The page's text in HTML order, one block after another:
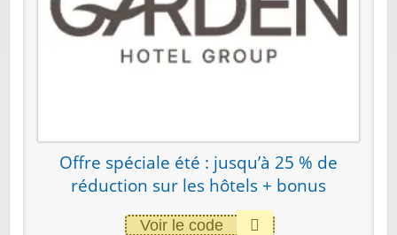
Offre spéciale été : jusqu’à 25 % de
réduction sur les hôtels + bonus
Voir le code